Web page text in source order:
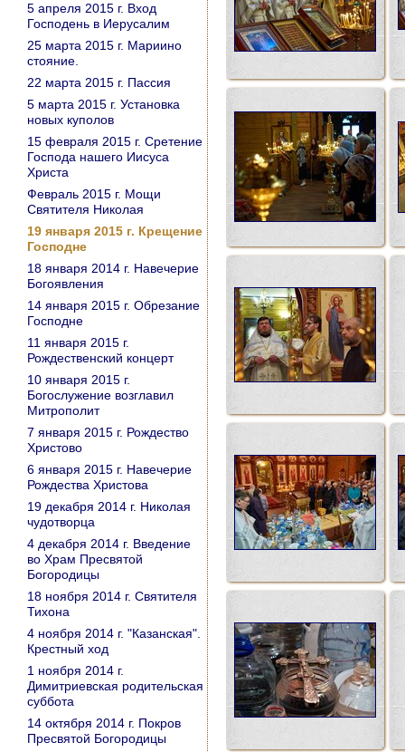
5 апреля 2015 г. Вход
Господень в Иерусалим
25 марта 2015 г. Мариино
стояние.
22 марта 2015 г. Пассия
5 марта 2015 г. Установка
новых куполов
15 февраля 2015 г. Сретение
Господа нашего Иисуса
Христа
Февраль 2015 г. Мощи
Святителя Николая
19 января 2015 г. Крещение
Господне
18 января 2014 г. Навечерие
Богоявления
14 января 2015 г. Обрезание
Господне
11 января 2015 г.
Рождественский концерт
10 января 2015 г.
Богослужение возглавил
Митрополит
7 января 2015 г. Рождество
Христово
6 января 2015 г. Навечерие
Рождества Христова
19 декабря 2014 г. Николая
чудотворца
4 декабря 2014 г. Введение
во Храм Пресвятой
Богородицы
18 ноября 2014 г. Святителя
Тихона
4 ноября 2014 г. "Казанская".
Крестный ход
1 ноября 2014 г.
Димитриевская родительская
суббота
14 октября 2014 г. Покров
Пресвятой Богородицы